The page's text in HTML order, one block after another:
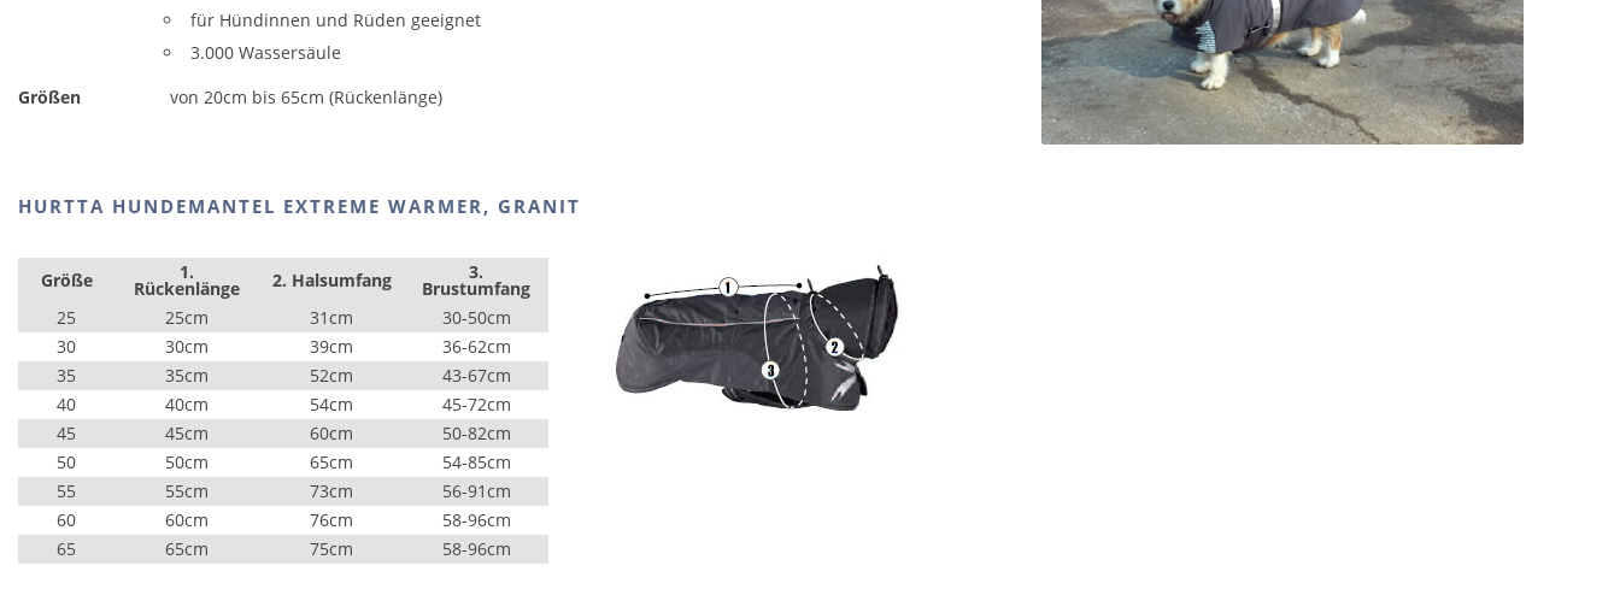
für Hündinnen und Rüden geeignet
3.000 Wassersäule
Größen
von 20cm bis 65cm (Rückenlänge)
HURTTA HUNDEMANTEL EXTREME WARMER, GRANIT
Größe 1.
Rückenlänge 2. Halsumfang 3.
Brustumfang
25
25cm 31cm
30-50cm
30
30cm 39cm
36-62cm
35
35cm 52cm
43-67cm
40
40cm 54cm
45-72cm
45
45cm 60cm
50-82cm
50
50cm 65cm
54-85cm
55
55cm 73cm
56-91cm
60
60cm 76cm
58-96cm
65
65cm 75cm 58-96cm